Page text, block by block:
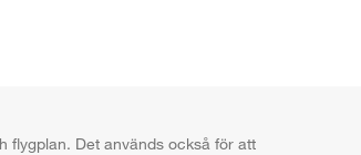
flygplan. Det används också för att